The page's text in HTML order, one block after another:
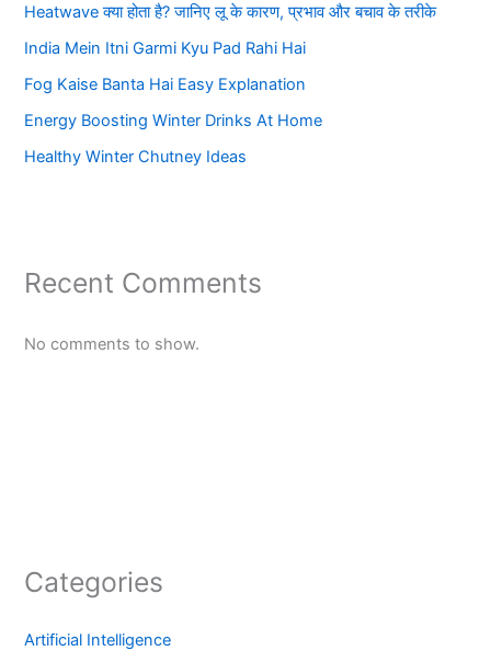
Heatwave क्या होता है? जानिए लू के कारण, प्रभाव और बचाव के तरीके
India Mein Itni Garmi Kyu Pad Rahi Hai
Fog Kaise Banta Hai Easy Explanation
Energy Boosting Winter Drinks At Home
Healthy Winter Chutney Ideas
Recent Comments
No comments to show.
Categories
Artificial Intelligence